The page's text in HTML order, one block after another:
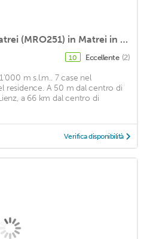
Apartment Alpin Park Matrei (MRO251) in Matrei in Osttirol - 6 persons, 2 bedrooms
10 Eccellente (2)
m s.l.m.. 7 case nel
residence. A 50 m dal centro di
a 66 km dal centro di
Verifica disponibilità